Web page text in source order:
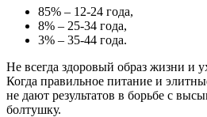
85% – 12-24 года,
8% – 25-34 года,
3% – 35-44 года.
Не всегда здоровый образ жизни и
Когда правильное питание и
не дают результатов в борьбе с
болтушку.